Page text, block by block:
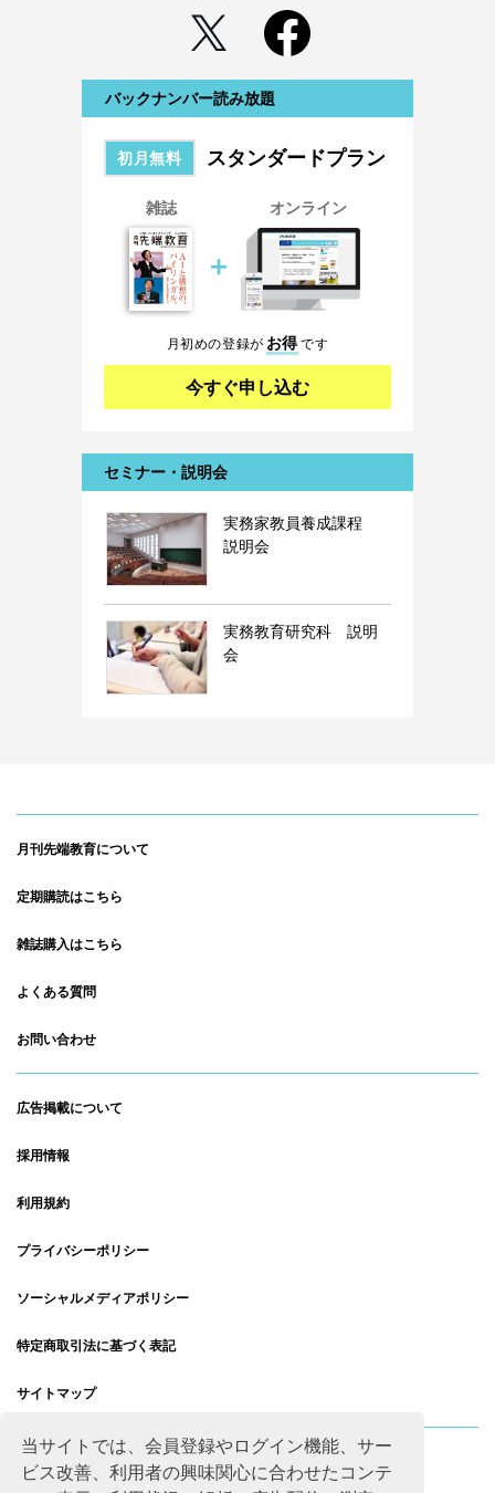
当サイトでは、会員登録やログイン機能、サー
ビス改善、利用者の興味関心に合わせたコンテ
バックナンバー読み放題
初月無料 スタンダードプラン
雑誌
＋
オンライン
月初めの登録が お得です
今すぐ申し込む
セミナー・説明会
実務家教員養成課程
説明会
実務教育研究科 説明
会
月刊先端教育について
定期購読はこちら
雑誌購入はこちら
よくある質問
お問い合わせ
広告掲載について
採用情報
利用規約
プライバシーポリシー
ソーシャルメディアポリシー
特定商取引法に基づく表記
サイトマップ